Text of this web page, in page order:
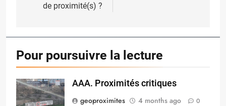
de proximité(s) ?
Pour poursuivre la lecture
oplus_32
AAA. Proximités critiques
geoproximites
4 months ago 0